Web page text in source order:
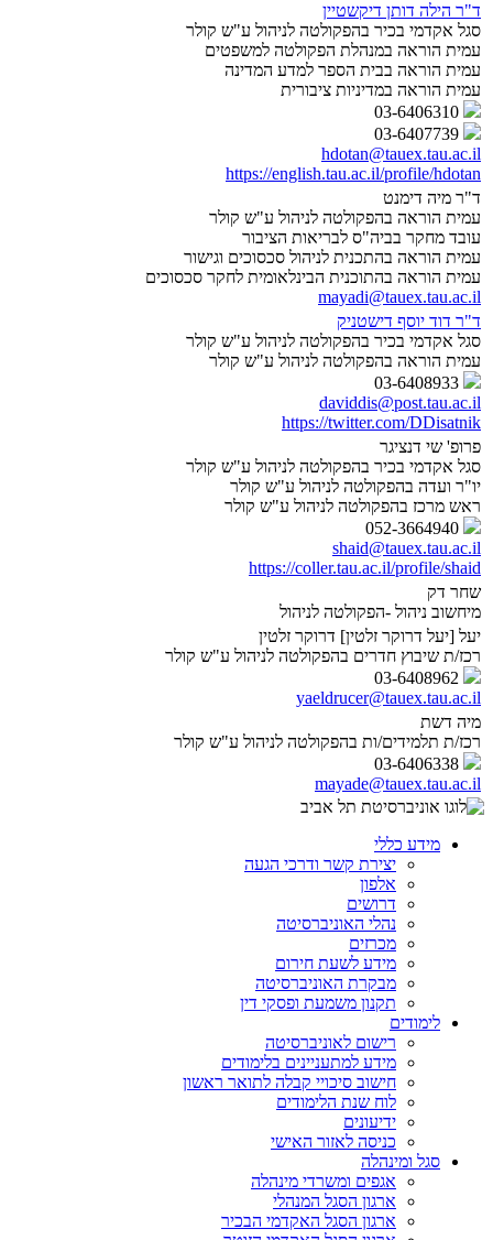
ד"ר הילה דותן דיקשטיין
סגל אקדמי בכיר בהפקולטה לניהול ע"ש קולר
עמית הוראה במנהלת הפקולטה למשפטים
עמית הוראה בבית הספר למדע המדינה
עמית הוראה במדיניות ציבורית
hdotan@tauex.tau.ac.il
https://english.tau.ac.il/profile/hdotan
ד"ר מיה דימנט
עמית הוראה בהפקולטה לניהול ע"ש קולר
עובד מחקר בביה"ס לבריאות הציבור
עמית הוראה בהתכנית לניהול סכסוכים וגישור
עמית הוראה בהתוכנית הבינלאומית לחקר סכסוכים
mayadi@tauex.tau.ac.il
ד"ר דוד יוסף דישטניק
סגל אקדמי בכיר בהפקולטה לניהול ע"ש קולר
עמית הוראה בהפקולטה לניהול ע"ש קולר
daviddis@post.tau.ac.il
https://twitter.com/DDisatnik
פרופ' שי דנציגר
סגל אקדמי בכיר בהפקולטה לניהול ע"ש קולר
יו"ר ועדה בהפקולטה לניהול ע"ש קולר
ראש מרכז בהפקולטה לניהול ע"ש קולר
shaid@tauex.tau.ac.il
https://coller.tau.ac.il/profile/shaid
שחר דק
מיחשוב ניהול -הפקולטה לניהול
יעל [יעל דרוקר זלטין] דרוקר זלטין
רכז/ת שיבוץ חדרים בהפקולטה לניהול ע"ש קולר
yaeldrucer@tauex.tau.ac.il
מיה דשת
רכז/ת תלמידים/ות בהפקולטה לניהול ע"ש קולר
mayade@tauex.tau.ac.il
מידע כללי
יצירת קשר ודרכי הגעה
אלפון
דרושים
נהלי האוניברסיטה
מכרזים
מידע לשעת חירום
מבקרת האוניברסיטה
תקנון משמעת ופסקי דין
לימודים
רישום לאוניברסיטה
מידע למתעניינים בלימודים
חישוב סיכויי קבלה לתואר ראשון
לוח שנת הלימודים
ידיעונים
כניסה לאזור האישי
סגל ומינהלה
אגפים ומשרדי מינהלה
ארגון הסגל המנהלי
ארגון הסגל האקדמי הבכיר